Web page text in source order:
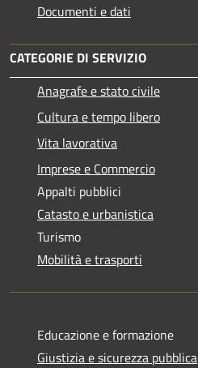
Documenti e dati
CATEGORIE DI SERVIZIO
Anagrafe e stato civile
Cultura e tempo libero
Vita lavorativa
Imprese e Commercio
Appalti pubblici
Catasto e urbanistica
Turismo
Mobilità e trasporti
Educazione e formazione
Giustizia e sicurezza pubblica